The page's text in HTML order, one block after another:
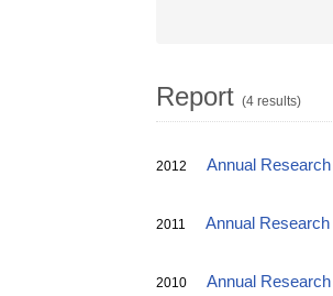
Report (4 results)
2012 Annual
2011 Annual
2010 Annual